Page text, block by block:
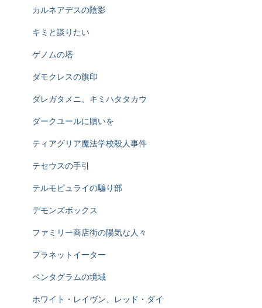
カルネアデスの陰影
キミと談りたい
ゲノムの塔
ダモクレスの旗印
ダレガタメニ、キミハタタカウ
ダークユールに贖いを
ティアグリア魔法学校殺人事件
テセウスの手引
テルモピュライの騙り部
デモンズボックス
ファミリー商店街の陽気な人々
プラネットイーター
ペンタグラムの境域
ホワイト・レイヴン、レッド・ダイ